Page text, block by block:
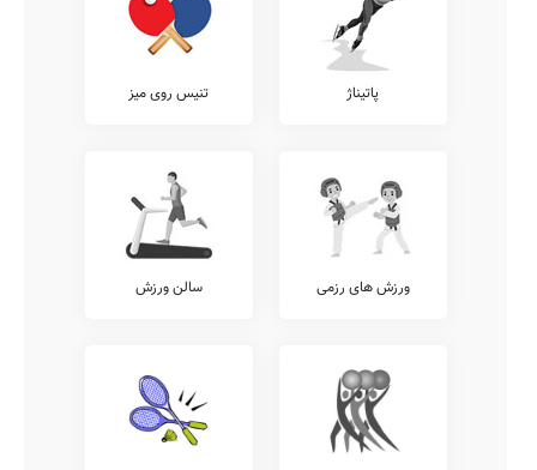
پاتیناژ تنیس روی میز
ورزش های رزمی سالن ورزش